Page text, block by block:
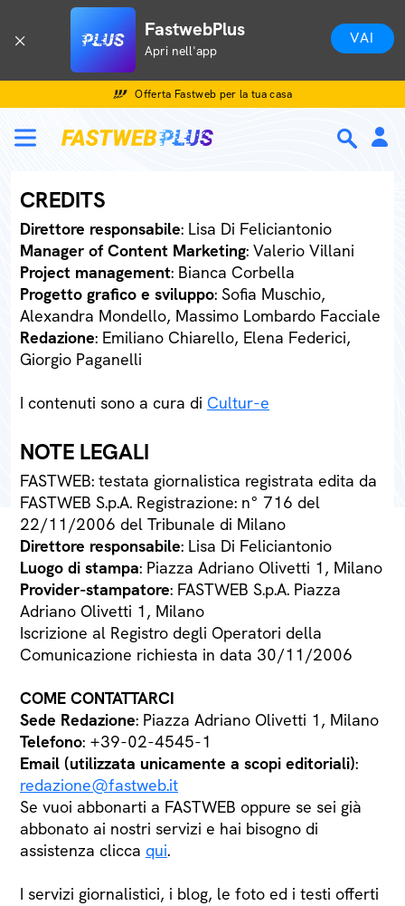
FastwebPlus
Apri nell'app
VAI
Offerta Fastweb per la tua casa
CREDITS
Direttore responsabile: Lisa Di Feliciantonio
Manager of Content Marketing: Valerio Villani
Project management: Bianca Corbella
Progetto grafico e sviluppo: Sofia Muschio,
Alexandra Mondello, Massimo Lombardo Facciale
Redazione: Emiliano Chiarello, Elena Federici,
Giorgio Paganelli
I contenuti sono a cura di Cultur-e
NOTE LEGALI
FASTWEB: testata giornalistica registrata edita da
FASTWEB S.p.A. Registrazione: n° 716 del
22/11/2006 del Tribunale di Milano
Direttore responsabile: Lisa Di Feliciantonio
Luogo di stampa: Piazza Adriano Olivetti 1, Milano
Provider-stampatore: FASTWEB S.p.A. Piazza
Adriano Olivetti 1, Milano
Iscrizione al Registro degli Operatori della
Comunicazione richiesta in data 30/11/2006
COME CONTATTARCI
Sede Redazione: Piazza Adriano Olivetti 1, Milano
Telefono: +39-02-4545-1
Email (utilizzata unicamente a scopi editoriali):
redazione@fastweb.it
Se vuoi abbonarti a FASTWEB oppure se sei già
abbonato ai nostri servizi e hai bisogno di
assistenza clicca qui.
I servizi giornalistici, i blog, le foto ed i testi offerti